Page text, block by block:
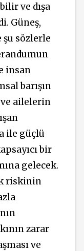
ve dışa
Güneş,
sözlerle
insan
barışın
ailelerin
ile güçlü
bir
gelecek.
riskinin
zarar
ve